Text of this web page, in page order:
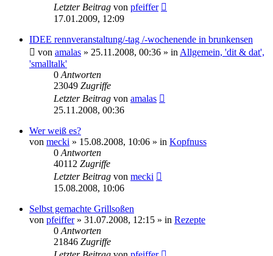
Letzter Beitrag von pfeiffer
17.01.2009, 12:09
IDEE rennveranstaltung/-tag /-wochenende in brunkensen
von amalas » 25.11.2008, 00:36 » in Allgemein, 'dit & dat',
'smalltalk'
0 Antworten
23049 Zugriffe
Letzter Beitrag von amalas
25.11.2008, 00:36
Wer weiß es?
von mecki » 15.08.2008, 10:06 » in Kopfnuss
0 Antworten
40112 Zugriffe
Letzter Beitrag von mecki
15.08.2008, 10:06
Selbst gemachte Grillsoßen
von pfeiffer» 31.07.2008, 12:15 » in Rezepte
0 Antworten
21846 Zugriffe